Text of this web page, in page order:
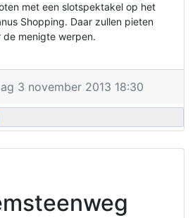
met een slotspektakel op het
Shopping. Daar zullen pieten
de menigte werpen.
3 november 2013 18:30